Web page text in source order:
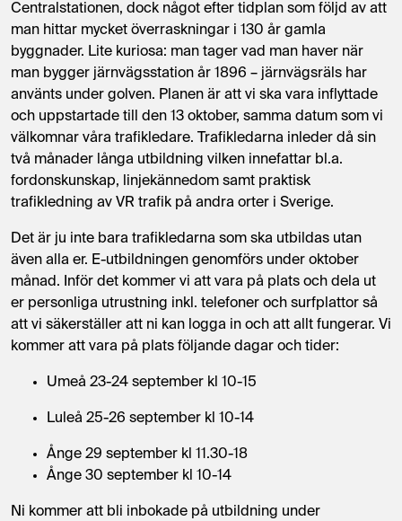
Centralstationen, dock något efter tidplan som följd av att
man hittar mycket överraskningar i 130 år gamla
byggnader. Lite kuriosa: man tager vad man haver när
man bygger järnvägsstation år 1896 – järnvägsräls har
använts under golven. Planen är att vi ska vara inflyttade
och uppstartade till den 13 oktober, samma datum som vi
välkomnar våra trafikledare. Trafikledarna inleder då sin
två månader långa utbildning vilken innefattar bl.a.
fordonskunskap, linjekännedom samt praktisk
trafikledning av VR trafik på andra orter i Sverige.
Det är ju inte bara trafikledarna som ska utbildas utan
även alla er. E-utbildningen genomförs under oktober
månad. Inför det kommer vi att vara på plats och dela ut
er personliga utrustning inkl. telefoner och surfplattor så
att vi säkerställer att ni kan logga in och att allt fungerar. Vi
kommer att vara på plats följande dagar och tider:
Umeå 23-24 september kl 10-15
Luleå 25-26 september kl 10-14
Ånge 29 september kl 11.30-18
Ånge 30 september kl 10-14
Ni kommer att bli inbokade på utbildning under